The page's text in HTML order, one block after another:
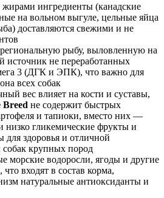
ингредиенты (канадские
на вольном выгуле, цельные яйца
доставляются свежими и не
рыбу, выловленную на
источник не переработанных
3 (ДГК и ЭПК), что важно для
всех собак
вес влияет на кости и суставы,
Breed не содержит быстрых
и тапиоки, вместо них —
низко гликемические фрукты и
здоровья и отличной
крупных пород
морские водоросли, ягоды и другие
входят в состав корма,
натуральные антиоксиданты и